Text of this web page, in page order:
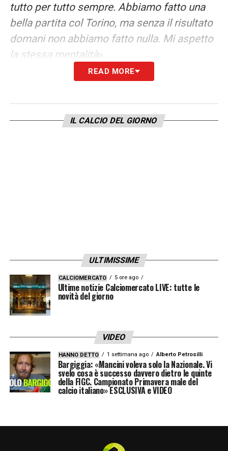
tutto per tutto sempre. Abbiamo fatto una
bella partita col Torino, ma senza il risultato
domani non abbiamo fatto nulla. Mi aspetto
la stessa mentalità»
«Ha giocato tantissimo prima di
abbiamo ottimi giocatori, bisogna scegliere
di partita in partita. Baldanzi sta facendo
preparata per vincere: è il nostro concetto
chiave. Ha fatto il falso 9, ma anche in altre
partite lui ha sempre libertà maggiori
rispetto ad altri. Quando gioca, gli diamo
EL SHA, ZALEWSKI E DAHL –«Tutti e due
vogliono giocare preferibilmente a sinistra,
sono più comodi lì. Zale ha fatto bene a
braccetto di difesa. Hanno meno uno contro
READ MORE
IL CALCIO DEL GIORNO
ULTIMISSIME
CALCIOMERCATO 5 ore ago
Ultime notizie Calciomercato LIVE: tutte le
novità del giorno
VIDEO
HANNO DETTO 1 settimana ago Alberto Petrosilli
Bargiggia: «Mancini voleva solo la Nazionale. Vi
svelo cosa è successo davvero dietro le quinte
della FIGC. Campionato Primavera male del
calcio italiano» ESCLUSIVA e VIDEO